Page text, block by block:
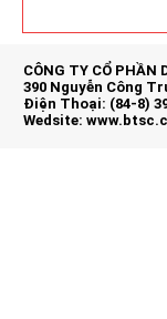
CÔNG TY CỔ PHẦN
390 Nguyễn Công
Điện Thoại: (84-8)
Wedsite: